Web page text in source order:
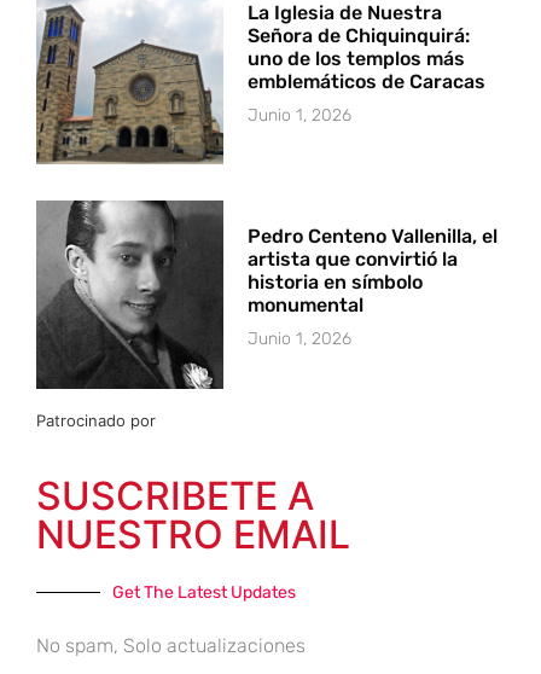
La Iglesia de Nuestra
Señora de Chiquinquirá:
uno de los templos más
emblemáticos de Caracas
Junio 1, 2026
Pedro Centeno Vallenilla, el
artista que convirtió la
historia en símbolo
monumental
Junio 1, 2026
Patrocinado por
SUSCRIBETE A
NUESTRO EMAIL
Get The Latest Updates
No spam, Solo actualizaciones